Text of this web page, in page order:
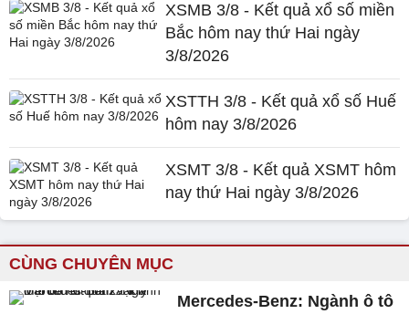
XSMB 3/8 - Kết quả xổ số miền
Bắc hôm nay thứ Hai ngày
3/8/2026
XSTTH 3/8 - Kết quả xổ số Huế
hôm nay 3/8/2026
XSMT 3/8 - Kết quả XSMT hôm
nay thứ Hai ngày 3/8/2026
CÙNG CHUYÊN MỤC
Mercedes-Benz: Ngành ô tô